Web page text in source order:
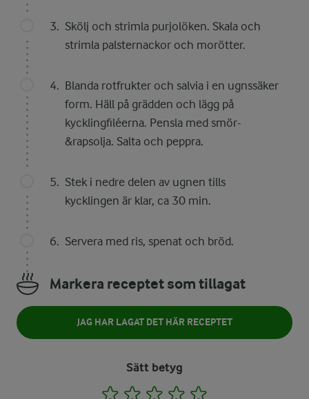
Skölj och strimla purjolöken. Skala och
strimla palsternackor och morötter.
Blanda rotfrukter och salvia i en ugnssäker
form. Häll på grädden och lägg på
kycklingfiléerna. Pensla med smör-
&rapsolja. Salta och peppra.
Stek i nedre delen av ugnen tills
kycklingen är klar, ca 30 min.
Servera med ris, spenat och bröd.
Markera receptet som tillagat
JAG HAR LAGAT DET HÄR RECEPTET
Sätt betyg
1 2 3 4